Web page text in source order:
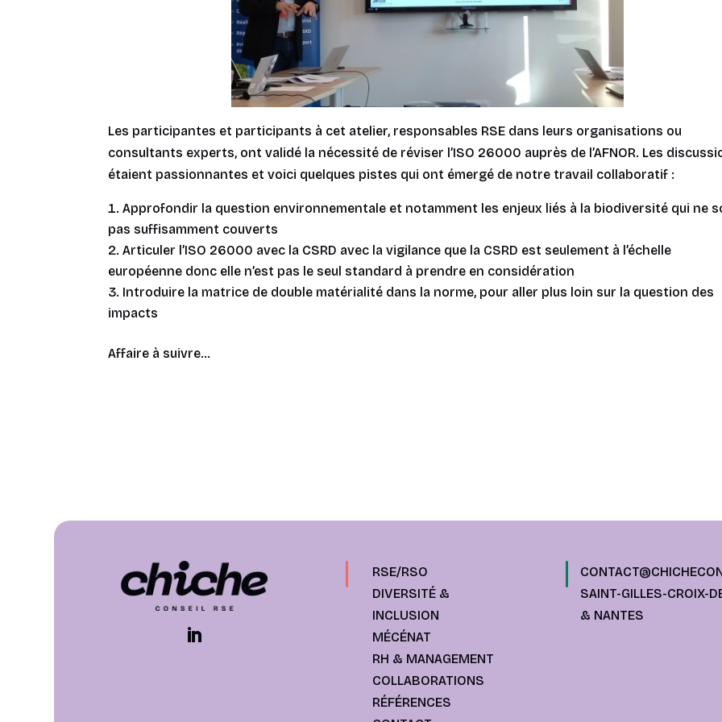
Les participantes et participants à cet atelier, responsables RSE dans leurs organisations ou
consultants experts, ont validé la nécessité de réviser l’ISO 26000 auprès de l’AFNOR. Les
étaient passionnantes et voici quelques pistes qui ont émergé de notre travail collaboratif :
Approfondir la question environnementale et notamment les enjeux liés à la biodiversité qui ne
pas suffisamment couverts
Articuler l’ISO 26000 avec la CSRD avec la vigilance que la CSRD est seulement à l’échelle
européenne donc elle n’est pas le seul standard à prendre en considération
Introduire la matrice de double matérialité dans la norme, pour aller plus loin sur la question des
impacts
Affaire à suivre…
RSE/RSO
DIVERSITÉ &
INCLUSION
MÉCÉNAT
RH & MANAGEMENT
COLLABORATIONS
RÉFÉRENCES
SAINT-GILLES-CROIX-
& NANTES